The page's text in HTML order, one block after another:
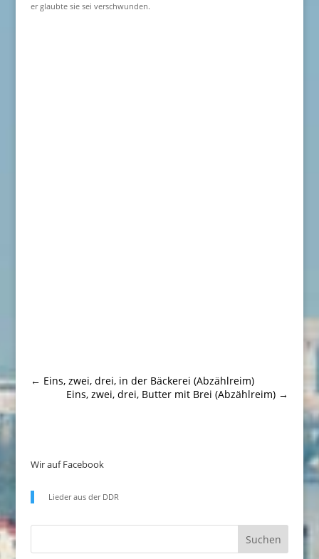
er glaubte sie sei verschwunden.
← Eins, zwei, drei, in der Bäckerei (Abzählreim)
Eins, zwei, drei, Butter mit Brei (Abzählreim) →
Wir auf Facebook
Lieder aus der DDR